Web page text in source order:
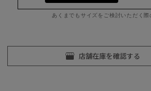
あくまでもサイズをご検討いただく際